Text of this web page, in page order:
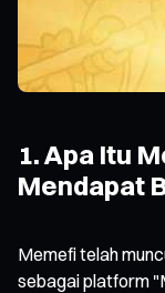
1. Apa Itu
Mendapat
Memefi telah
sebagai platform